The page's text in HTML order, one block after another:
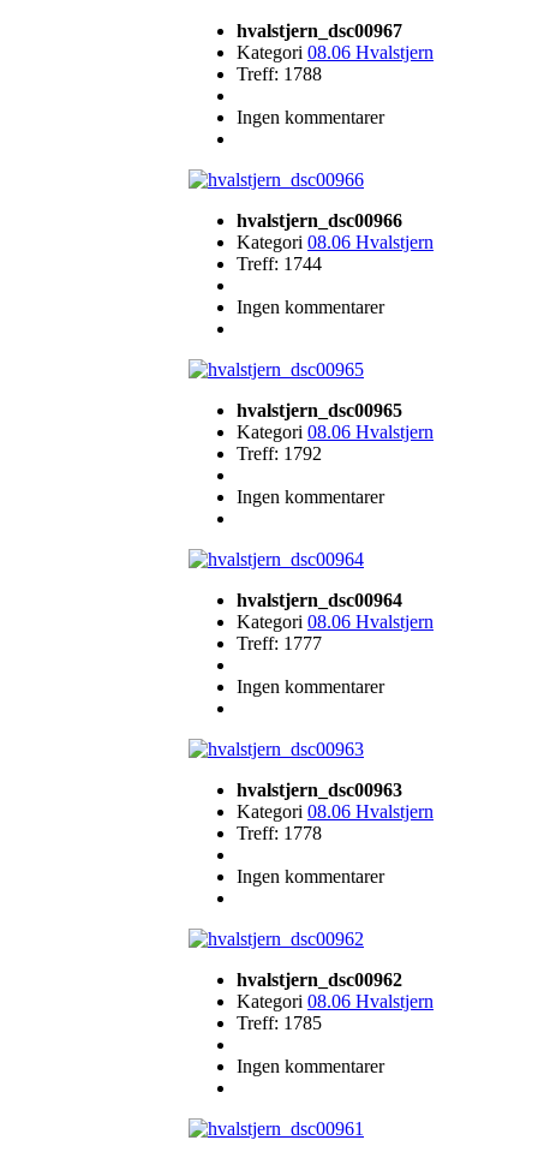
hvalstjern_dsc00967
Kategori 08.06 Hvalstjern
Treff: 1788
Ingen kommentarer
hvalstjern_dsc00966
Kategori 08.06 Hvalstjern
Treff: 1744
Ingen kommentarer
hvalstjern_dsc00965
Kategori 08.06 Hvalstjern
Treff: 1792
Ingen kommentarer
hvalstjern_dsc00964
Kategori 08.06 Hvalstjern
Treff: 1777
Ingen kommentarer
hvalstjern_dsc00963
Kategori 08.06 Hvalstjern
Treff: 1778
Ingen kommentarer
hvalstjern_dsc00962
Kategori 08.06 Hvalstjern
Treff: 1785
Ingen kommentarer